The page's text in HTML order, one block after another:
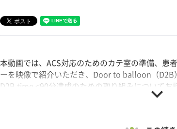
expand_more
本動画では、ACS対応のためのカテ室の準備、患
ーを映像で紹介いただき、Door to balloon（D2B
D2B time <90分達成のための取り組みについてお